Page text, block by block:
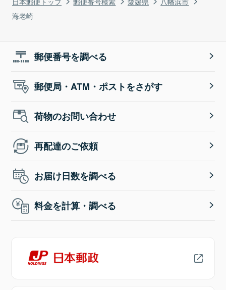
海老崎
郵便番号を調べる
郵便局・ATM・ポストをさがす
荷物のお問い合わせ
再配達のご依頼
お届け日数を調べる
料金を計算・調べる